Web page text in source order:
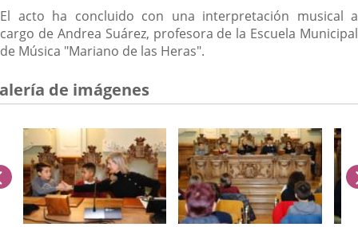
El acto ha concluido con una interpretación musical a
cargo de Andrea Suárez, profesora de la Escuela Municipal
de Música "Mariano de las Heras".
de imágenes
anterior